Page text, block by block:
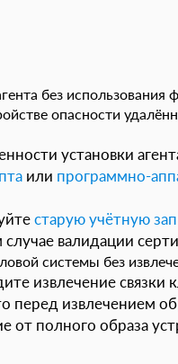
без
опасности
установки
или программно-
старую учётную
валидации
системы без
извлечение
перед извлечением
от полного образа